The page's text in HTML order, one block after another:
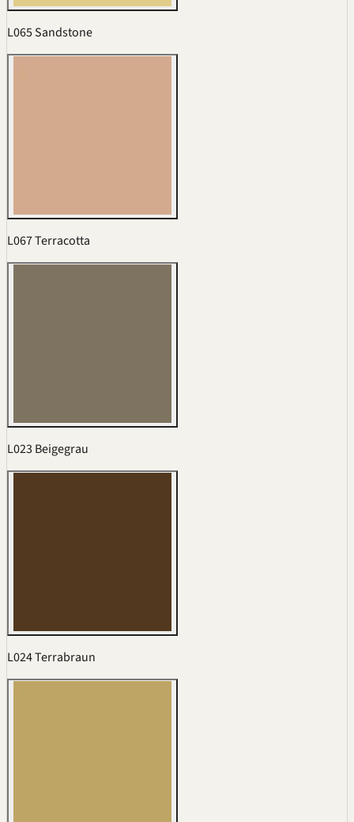
L065 Sandstone
L067 Terracotta
L023 Beigegrau
L024 Terrabraun